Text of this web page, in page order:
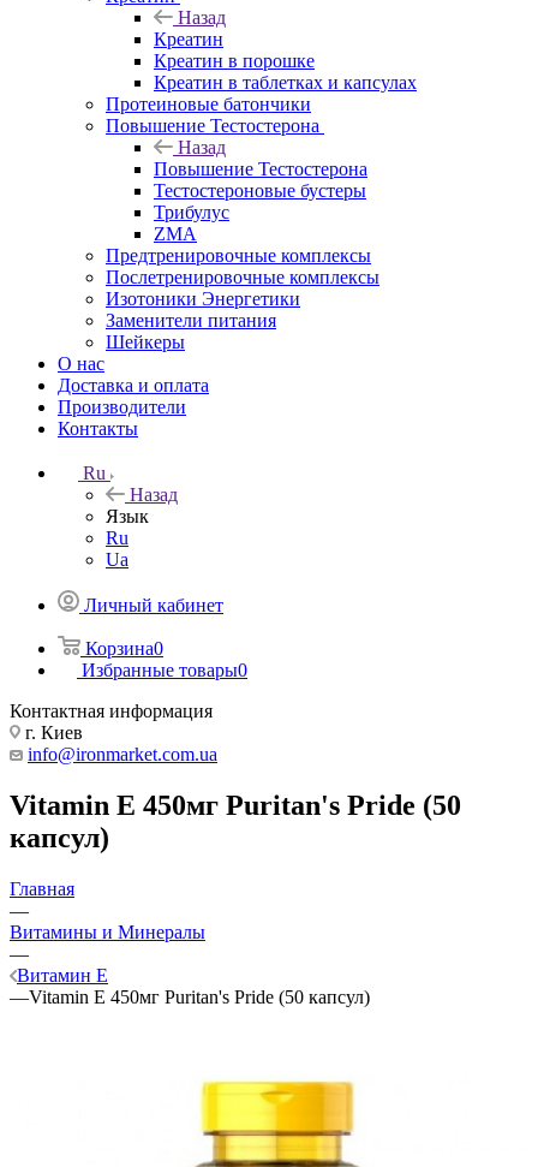
Назад
Креатин
Креатин в порошке
Креатин в таблетках и капсулах
Протеиновые батончики
Повышение Тестостерона
Назад
Повышение Тестостерона
Тестостероновые бустеры
Трибулус
ZMA
Предтренировочные комплексы
Послетренировочные комплексы
Изотоники Энергетики
Заменители питания
Шейкеры
О нас
Доставка и оплата
Производители
Контакты
Ru
Назад
Язык
Ru
Ua
Личный кабинет
Корзина0
Избранные товары0
Контактная информация
г. Киев
info@ironmarket.com.ua
Vitamin E 450мг Puritan's Pride (50
капсул)
Главная
—
Витамины и Минералы
—
Витамин E
—Vitamin E 450мг Puritan's Pride (50 капсул)